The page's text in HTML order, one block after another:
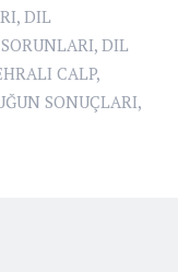
, DIL
, DIL
CALP,
SONUÇLARI,